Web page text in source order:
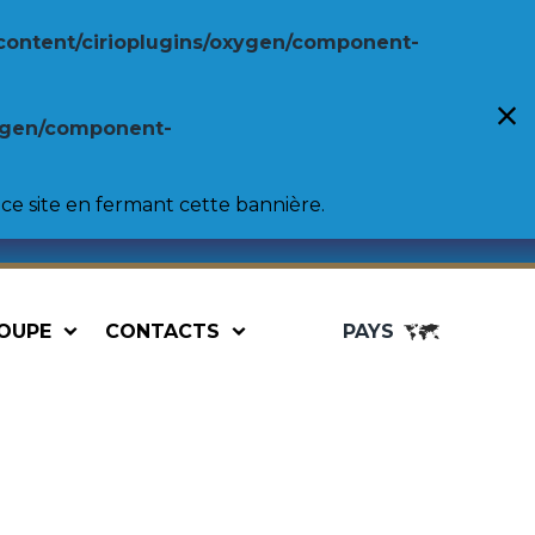
cirioplugins/oxygen/component-
component-
site en fermant cette bannière.
Professionnel
CONTACTS PAYS